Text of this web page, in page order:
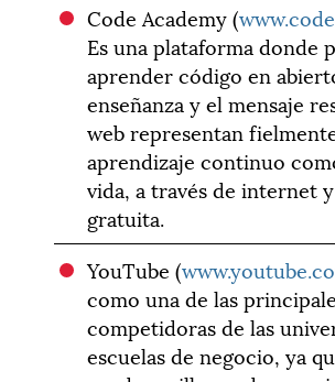
Code Academy (
Es una plataforma donde
aprender código en
enseñanza y el mensaje
web representan
aprendizaje continuo
vida, a través de internet
gratuita.
YouTube (
como una de las
competidoras de las
escuelas de negocio, ya